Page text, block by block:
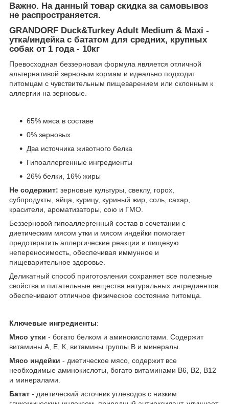
Важно. На данный товар скидка за самовывоз
не распространяется.
GRANDORF Duck&Turkey Adult Medium & Maxi -
утка/индейка с бататом для средних, крупных
собак от 1 года - 10кг
Превосходная беззерновая формула является отличной
альтернативой зерновым кормам и идеально подходит
питомцам с чувствительным пищеварением или склонным к
аллергии на зерновые.
65% мяса в составе
0% зерновых
Два источника животного белка
Гипоаллергенные ингредиенты
26% белки, 16% жиры
Не содержит: зерновые культуры, свеклу, горох,
субпродукты, яйца, курицу, куриный жир, соль, сахар,
красители, ароматизаторы, сою и ГМО.
Беззерновой гипоаллергенный состав в сочетании с
диетическим мясом утки и мясом индейки помогает
предотвратить аллергические реакции и пищевую
непереносимость, обеспечивая иммунное и
пищеварительное здоровье.
Деликатный способ приготовления сохраняет все полезные
свойства и питательные вещества натуральных ингредиентов
обеспечивают отличное физическое состояние питомца.
Ключевые ингредиенты:
Мясо утки - богато белком и аминокислотами. Содержит
витамины А, Е, К, витамины группы В и минералы.
Мясо индейки - диетическое мясо, содержит все
необходимые аминокислоты, богато витаминами В6, В2, В12
и минералами.
Батат - диетический источник углеводов с низким